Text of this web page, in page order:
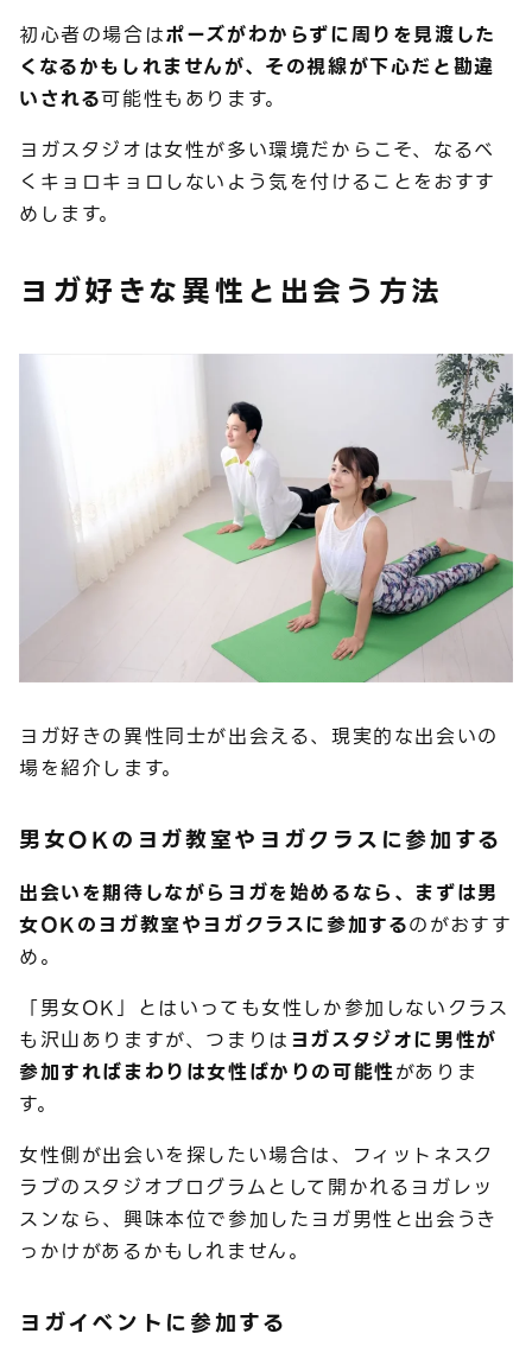
初心者の場合はポーズがわからずに周りを見渡した
くなるかもしれませんが、その視線が下心だと勘違
いされる可能性もあります。
ヨガスタジオは女性が多い環境だからこそ、なるべ
くキョロキョロしないよう気を付けることをおすす
めします。
ヨガ好きな異性と出会う方法
ヨガ好きの異性同士が出会える、現実的な出会いの
場を紹介します。
男女OKのヨガ教室やヨガクラスに参加する
出会いを期待しながらヨガを始めるなら、まずは男
女OKのヨガ教室やヨガクラスに参加するのがおすす
め。
「男女OK」とはいっても女性しか参加しないクラス
も沢山ありますが、つまりは ヨガスタジオに男性が
参加すればまわりは女性ばかりの可能性がありま
す。
女性側が出会いを探したい場合は、フィットネスク
ラブのスタジオプログラムとして開かれるヨガレッ
スンなら、興味本位で参加したヨガ男性と出会うき
っかけがあるかもしれません。
ヨガイベントに参加する